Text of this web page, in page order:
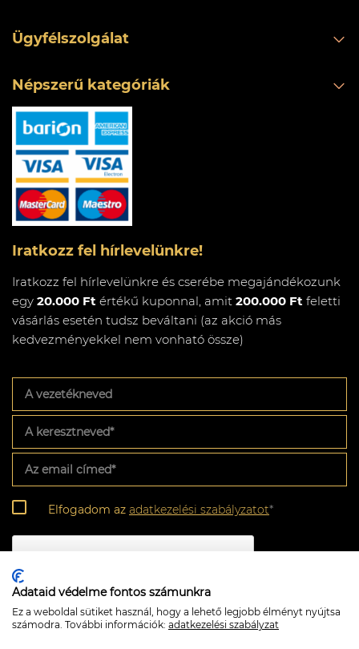
Ügyfélszolgálat
Népszerű kategóriák
Iratkozz fel hírlevelünkre!
Iratkozz fel hírlevelünkre és cserébe megajándékozunk
egy 20.000 Ft értékű kuponnal, amit 200.000 Ft feletti
vásárlás esetén tudsz beváltani (az akció más
kedvezményekkel nem vonható össze)
vezetékneved
keresztneved*
email
címed*
Adatkezelési
szabályzat*
Elfogadom az adatkezelési szabályzatot*
CAPTCHA
Feliratkozom
Adataid védelme fontos számunkra
Ez a weboldal sütiket használ, hogy a lehető legjobb élményt nyújtsa
számodra. További információk: adatkezelési szabályzat